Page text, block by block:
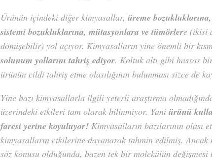
Ürünün içindeki diğer kimyasallar, üreme
sistemi bozukluklarına, mütasyonlara ve tümörlere (ikisi
dönüşebilir) yol açıyor. Kimyasalların yine önemli bir
solunum yollarını tahriş ediyor. Koltuk altı gibi hassas
ürünün cildi tahriş etme olasılığının bulunması sizce de
Yine bazı kimyasallarla ilgili yeterli araştırma
üzerindeki etkileri tam olarak bilinmiyor. Yani ürünü
faresi yerine koyuluyor! Kimyasalların bazılarının olası
kimyasalların etkilerine dayanarak tahmin edilmiş. Ancak
söz konusu olduğunda, bazen tek bir molekülün